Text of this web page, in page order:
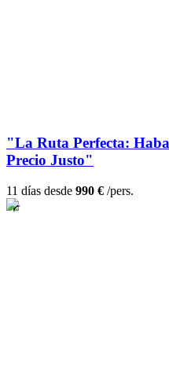
"La Ruta Perfecta:
Precio Justo"
11 días desde 990 € /pers.